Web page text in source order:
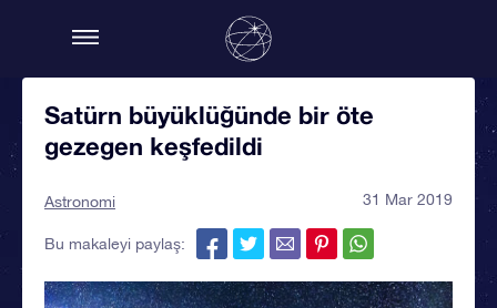
Satürn büyüklüğünde bir öte
gezegen keşfedildi
Astronomi 31 Mar 2019
Bu makaleyi paylaş: